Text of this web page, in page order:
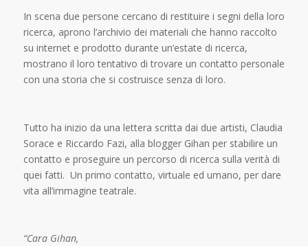
In scena due persone cercano di restituire i segni della loro
ricerca, aprono l’archivio dei materiali che hanno raccolto
su internet e prodotto durante un’estate di ricerca,
mostrano il loro tentativo di trovare un contatto personale
con una storia che si costruisce senza di loro.
Tutto ha inizio da una lettera scritta dai due artisti, Claudia
Sorace e Riccardo Fazi, alla blogger Gihan per stabilire un
contatto e proseguire un percorso di ricerca sulla verità di
quei fatti. Un primo contatto, virtuale ed umano, per dare
vita all’immagine teatrale.
“Cara Gihan,